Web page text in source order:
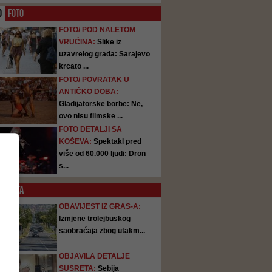
FOTO
FOTO/ POD NALETOM
VRUĆINA: Slike iz
uzavrelog grada: Sarajevo
krcato ...
FOTO/ POVRATAK U
ANTIČKO DOBA:
Gladijatorske borbe: Ne,
ovo nisu filmske ...
FOTO DETALJI SA
KOŠEVA: Spektakl pred
više od 60.000 ljudi: Dron
s...
SATA
OBAVIJEST IZ GRAS-A:
Izmjene trolejbuskog
saobraćaja zbog utakm...
OBJAVILA DETALJE
SUSRETA: Sebija